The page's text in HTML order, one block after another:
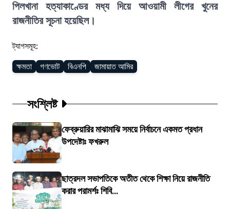
পিলখানা হত্যাকাণ্ডের মধ্য দিয়ে আওয়ামী লীগের খুনের
রাজনীতির সূচনা হয়েছিল।
ট্যাগসমূহ:
ক্ষমতা গণভোট বিএনপি জামায়াত আমির
সংশ্লিষ্ট
ফেব্রুয়ারির মাঝামাঝি সময়ে নির্বাচনে একমত প্রধান
উপদেষ্টাঃ ফখরুল
ছাত্রদল সভাপতিকে অতীত থেকে শিক্ষা নিয়ে রাজনীতি
করার পরামর্শঃ শিবি...